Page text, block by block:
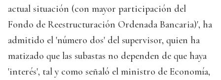
actual situación (con mayor participación del
Fondo de Reestructuración Ordenada Bancaria)', ha
admitido el 'número dos' del supervisor, quien ha
matizado que las subastas no dependen de que haya
'interés', tal y como señaló el ministro de Economía,